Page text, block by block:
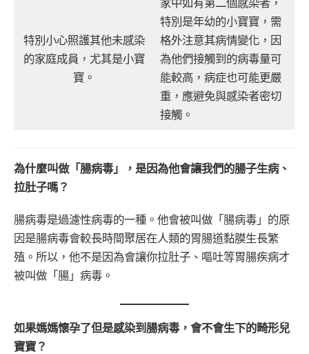
特別小心照護其他未感染
的家庭成員，尤其是小寶
寶。
家中如有第二個感染者，
特別是年幼的小寶寶，需
格外注意其病情變化，因
為他們接觸到的病毒量可
能較高，病症也可能更嚴
重，應避免與感染者密切
接觸。
為什麼叫做「腸病毒」，是因為他會讓我們的腸子生病、
拉肚子嗎？
腸病毒是過濾性病毒的一種。他會被叫做「腸病毒」的原
因是腸病毒會較長時間聚居在人類的胃腸道黏膜生長繁
殖。所以，他不是因為會讓你拉肚子、嘔吐等胃腸疾病才
被叫做「腸」病毒。
如果媽媽懷孕了但是感染到腸病毒，會不會生下的畸形兒
寶寶？